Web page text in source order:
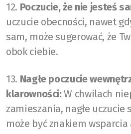
12. Poczucie, że nie jesteś
uczucie obecności, nawet
sam, może sugerować, że
obok ciebie.
13. Nagłe poczucie
klarowności:W chwilach
zamieszania, nagłe uczucie
może być znakiem wsparcia